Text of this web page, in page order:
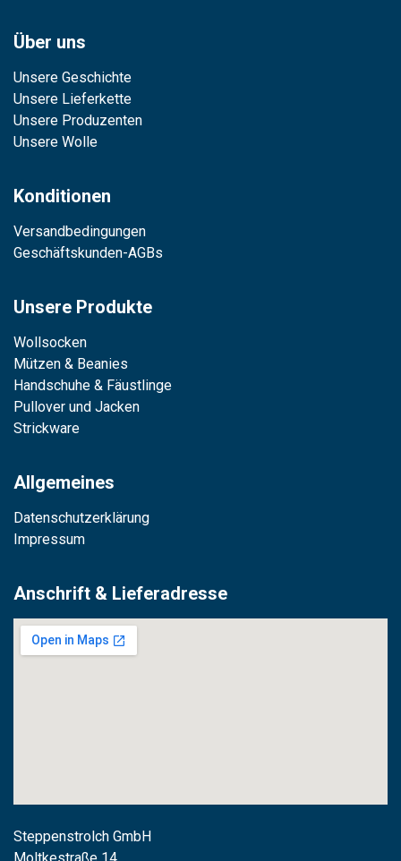
Über uns
Unsere Geschichte
Unsere Lieferkette
Unsere Produzenten
Unsere Wolle
Konditionen
Versandbedingungen
Geschäftskunden-AGBs
Unsere Produkte
Wollsocken
Mützen & Beanies
Handschuhe & Fäustlinge
Pullover und Jacken
Strickware
Allgemeines
Datenschutzerklärung
Impressum
Anschrift & Lieferadresse
Steppenstrolch GmbH